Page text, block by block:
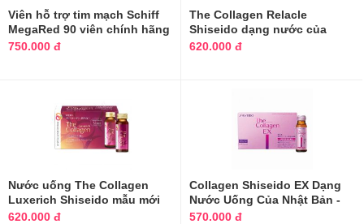
Viên hỗ trợ tim mạch Schiff
MegaRed 90 viên chính hãng
Mỹ
750.000 đ
The Collagen Relacle
Shiseido dạng nước của
Nhật Bản
620.000 đ
Nước uống The Collagen
Luxerich Shiseido mẫu mới
của Nhật Bản
620.000 đ
Collagen Shiseido EX Dạng
Nước Uống Của Nhật Bản -
Hộp 10 Lọ*50ml
570.000 đ